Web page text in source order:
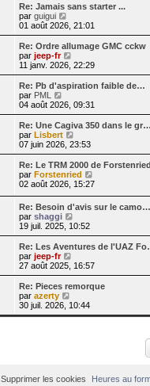
Re: Jamais sans starter ...
par guigui
o
i
r
l
e
d
e
r
n
i
r
m
e
s
s
a
g
e
01 août 2026, 21:01
Re: Ordre allumage GMC cckw
par jeep-fr
o
i
r
e
e
r
n
i
r
m
e
s
s
a
g
e
11 janv. 2026, 22:29
Re: Pb d'aspiration faible de…
par PML
o
i
r
l
e
d
e
r
n
i
e
r
m
e
s
s
a
g
e
04 août 2026, 09:31
Re: Une Cagiva 350 dans le gr…
par Lisbert
o
i
r
l
e
r
i
e
r
e
s
s
g
e
07 juin 2026, 23:53
Re: Le TRM 2000 de Forstenried
par Forstenried
o
l
r
e
r
s
02 août 2026, 15:27
Re: Besoin d'avis sur le camo…
par shaggi
o
i
r
e
r
n
i
e
a
19 juil. 2025, 10:52
Re: Les Aventures de l'UAZ
par jeep-fr
o
i
r
e
m
27 août 2025, 16:57
Re: Pieces remorque
par azerty
o
i
n
30 juil. 2026, 10:44
Heures au
Supprimer les cookies